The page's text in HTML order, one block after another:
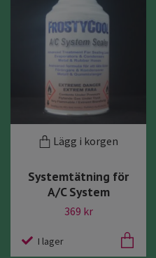
Lägg i korgen
Systemtätning för
A/C System
369 kr
I lager